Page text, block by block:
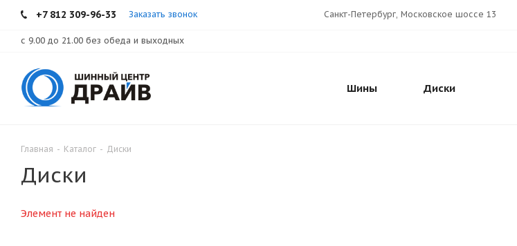
+7 812 309-96-33 Заказать звонок Санкт-Петербург, Московское шоссе 13
с 9.00 до 21.00 без обеда и выходных
Шины Диски
Главная - Каталог - Диски
Диски
Элемент не найден